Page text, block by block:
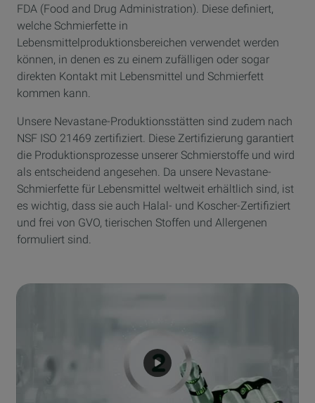
FDA (Food and Drug Administration). Diese definiert,
welche Schmierfette in
Lebensmittelproduktionsbereichen verwendet werden
können, in denen es zu einem zufälligen oder sogar
direkten Kontakt mit Lebensmittel und Schmierfett
kommen kann.
Unsere Nevastane-Produktionsstätten sind zudem nach
NSF ISO 21469 zertifiziert. Diese Zertifizierung garantiert
die Produktionsprozesse unserer Schmierstoffe und wird
als entscheidend angesehen. Da unsere Nevastane-
Schmierfette für Lebensmittel weltweit erhältlich sind, ist
es wichtig, dass sie auch Halal- und Koscher-Zertifiziert
und frei von GVO, tierischen Stoffen und Allergenen
formuliert sind.